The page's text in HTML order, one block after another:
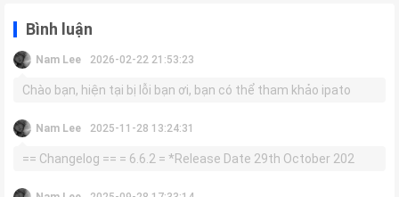
Bình luận
Nam Lee 2026-02-22 21:53:23
Chào bạn, hiện tại bị lỗi bạn ơi, bạn có thể tham khảo ipato
Nam Lee 2025-11-28 13:24:31
== Changelog == = 6.6.2 = *Release Date 29th October 202